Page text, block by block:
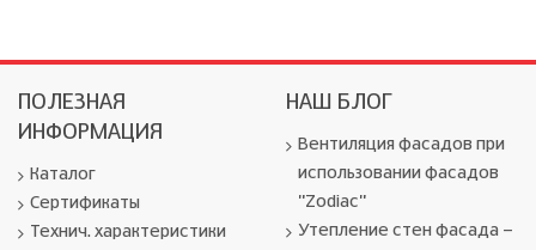
ПОЛЕЗНАЯ
ИНФОРМАЦИЯ
Каталог
Сертификаты
Технич. характеристики
НАШ БЛОГ
Вентиляция фасадов при
использовании фасадов
"Zodiac"
Утепление стен фасада -